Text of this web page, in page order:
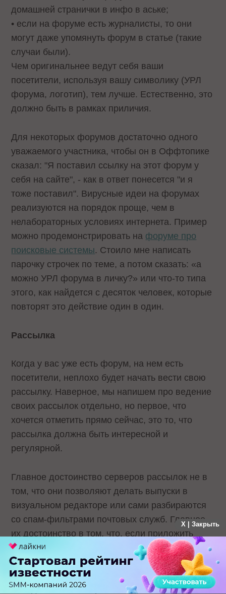
домашней странички в инфо в аське;
• если на форуме есть журналисты, то они
могут даже упомянуть форум в статье (такие
случаи были).
Чем оригинальнее ведут себя ваши
посетители, используя вашу символику (УРЛ
форума, логотип), тем лучше. Естественно, это
должно быть в рамках приличия.
Для некоторых форумов достаточно одного
уважаемого участника, чтобы он в Оффтопике
сказал: "Я поставил ссылку на этот форум у
себя на сайте", - как в ответ понесется "и я
тоже поставил". Вирусные идеи на форумах
реализуются на порядок проще, чем в
нелабораторных условиях интернета. Пример
можно продемонстрировать на форуме про
поисковые системы. Стоило мне написать
парочку строчек по теме, а потом сказать: «а
можно УРЛ форума в личку?» или что-то типа
этого, как найдется с десяток человек, которые
повторят это действие один в один.
Рассылка
Когда у вас уже есть форум, на нем есть
посетители, неплохо будет начать вести свою
рассылку. Наверное, мы напишем про ведение
своих рассылок отдельно, но первое, что
хочется отметить прямо сейчас, это то, что
рассылка должна быть интересной и
регулярной.
Главное достоинство серверов рассылок не в
том, что они позволяют делать выпуски в
визуальном редакторе или сами разбираются
со спам-фильтрами почтовых служб. Главное
их достоинство в том, что, если приложить
небольшие усилия для того, чтобы убедить их
в полезности и интересности своей рассылки,
они поделятся своей аудиторией, а она весьма
солидна. Главная проблема заключается в
X | Закрыть